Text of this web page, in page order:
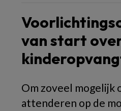
van start
Om zoveel mogelijk
attenderen op de